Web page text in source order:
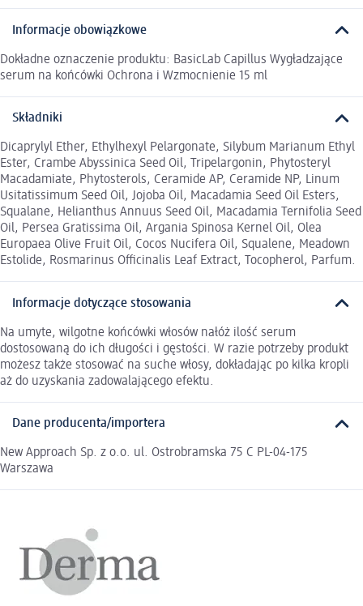
Informacje obowiązkowe
Dokładne oznaczenie produktu: BasicLab Capillus Wygładzające
serum na końcówki Ochrona i Wzmocnienie 15 ml
Składniki
Dicaprylyl Ether, Ethylhexyl Pelargonate, Silybum Marianum Ethyl
Ester, Crambe Abyssinica Seed Oil, Tripelargonin, Phytosteryl
Macadamiate, Phytosterols, Ceramide AP, Ceramide NP, Linum
Usitatissimum Seed Oil, Jojoba Oil, Macadamia Seed Oil Esters,
Squalane, Helianthus Annuus Seed Oil, Macadamia Ternifolia Seed
Oil, Persea Gratissima Oil, Argania Spinosa Kernel Oil, Olea
Europaea Olive Fruit Oil, Cocos Nucifera Oil, Squalene, Meadown
Estolide, Rosmarinus Officinalis Leaf Extract, Tocopherol, Parfum.
Informacje dotyczące stosowania
Na umyte, wilgotne końcówki włosów nałóż ilość serum
dostosowaną do ich długości i gęstości. W razie potrzeby produkt
możesz także stosować na suche włosy, dokładając po kilka kropli
aż do uzyskania zadowalającego efektu.
Dane producenta/importera
New Approach Sp. z o.o. ul. Ostrobramska 75 C PL-04-175
Warszawa